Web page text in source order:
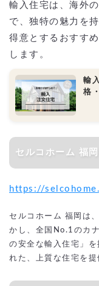
輸入住宅は、海外
で、独特の魅力を
得意とするおすす
します。
輸
格
セルコホーム 福
https://
セルコホーム 福岡は
かし、全国No.1のカ
の安全な輸入住宅」
れた、上質な住宅を提